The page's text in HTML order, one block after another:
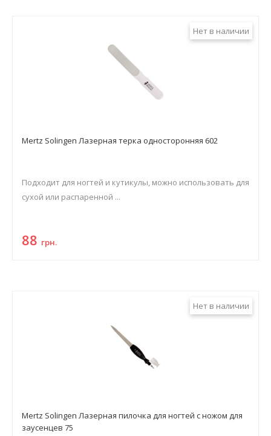
Нет в наличии
Mertz Solingen Лазерная терка односторонняя 602
Подходит для ногтей и кутикулы, можно использовать для
сухой или распаренной ...
88 грн.
Нет в наличии
Mertz Solingen Лазерная пилочка для ногтей с ножом для
заусенцев 75